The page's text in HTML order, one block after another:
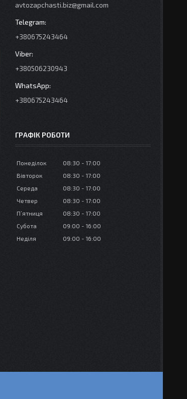
avtozapchasti.biz@gmail.com
+380675243464
+380506230943
+380675243464
ГРАФІК РОБОТИ
Понеділок 08:30
17:00
Вівторок
08:30
17:00
Середа
08:30
17:00
Четвер
08:30
17:00
Пʼятниця
08:30
17:00
Субота
09:00
16:00
Неділя
09:00 16:00